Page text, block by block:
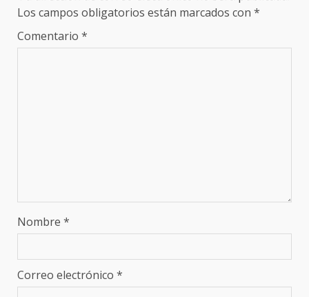
Los campos obligatorios están marcados con *
Comentario *
Nombre *
Correo electrónico *